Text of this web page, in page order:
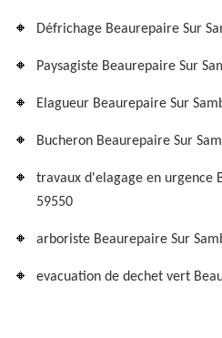
Défrichage Beaurepaire Sur
Paysagiste Beaurepaire Sur
Elagueur Beaurepaire Sur
Bucheron Beaurepaire Sur
travaux d'elagage en urgence
59550
arboriste Beaurepaire Sur
evacuation de dechet vert